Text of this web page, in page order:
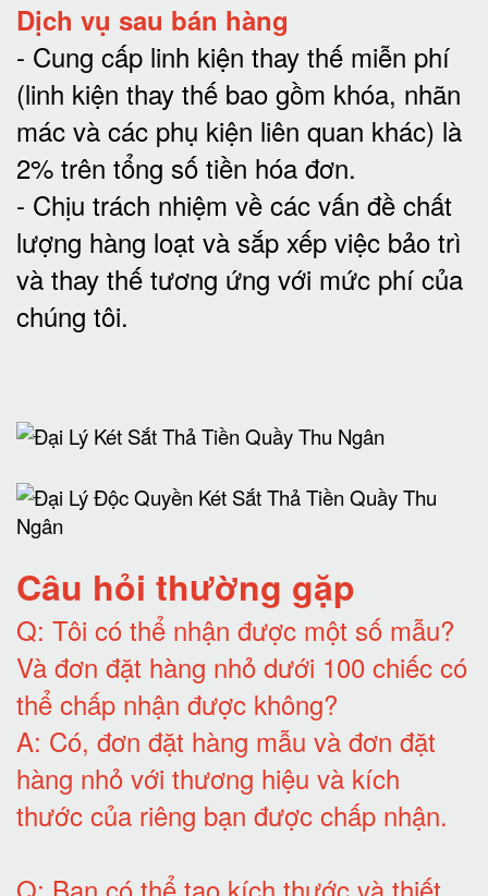
Dịch vụ sau bán hàng
- Cung cấp linh kiện thay thế miễn phí
(linh kiện thay thế bao gồm khóa, nhãn
mác và các phụ kiện liên quan khác) là
2% trên tổng số tiền hóa đơn.
- Chịu trách nhiệm về các vấn đề chất
lượng hàng loạt và sắp xếp việc bảo trì
và thay thế tương ứng với mức phí của
chúng tôi.
Câu hỏi thường gặp
Q: Tôi có thể nhận được một số mẫu?
Và đơn đặt hàng nhỏ dưới 100 chiếc có
thể chấp nhận được không?
A: Có, đơn đặt hàng mẫu và đơn đặt
hàng nhỏ với thương hiệu và kích
thước của riêng bạn được chấp nhận.